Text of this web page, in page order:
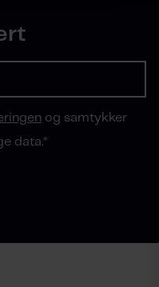
og samtykker
data.*